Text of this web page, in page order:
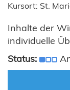
Kursort: St.
Inhalte der
individuelle
Status: